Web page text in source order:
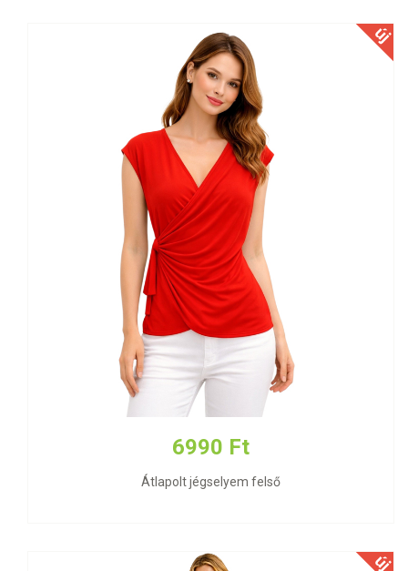
6990 Ft
Átlapolt jégselyem felső